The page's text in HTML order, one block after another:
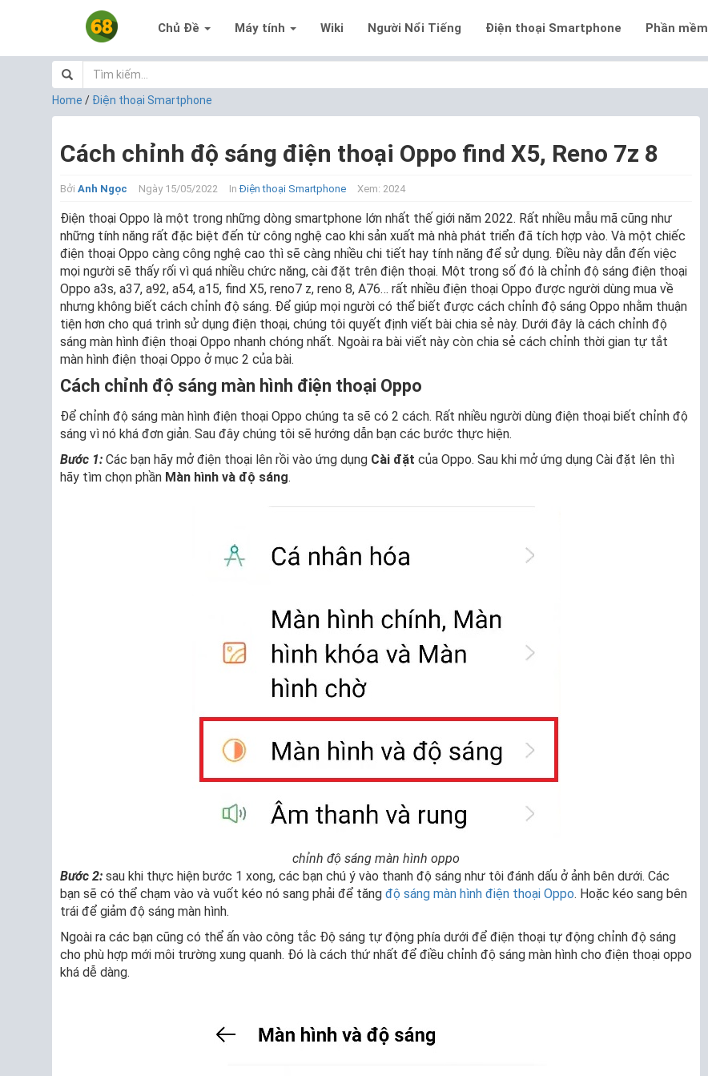
Chủ Đề Máy tính Wiki Người Nổi Tiếng Điện thoại Smartphone Phần mềm
Home / Điện thoại Smartphone
Cách chỉnh độ sáng điện thoại Oppo find X5, Reno 7z 8
Bởi Anh Ngọc Ngày 15/05/2022 InĐiện thoại Smartphone Xem: 2024
Điện thoại Oppo là một trong những dòng smartphone lớn nhất thế giới năm 2022. Rất nhiều mẫu mã cũng như
những tính năng rất đặc biệt đến từ công nghệ cao khi sản xuất mà nhà phát triển đã tích hợp vào. Và một chiếc
điện thoại Oppo càng công nghệ cao thì sẽ càng nhiều chi tiết hay tính năng để sử dụng. Điều này dẫn đến việc
mọi người sẽ thấy rối vì quá nhiều chức năng, cài đặt trên điện thoại. Một trong số đó là chỉnh độ sáng điện thoại
Oppo a3s, a37, a92, a54, a15, find X5, reno7 z, reno 8, A76… rất nhiều điện thoại Oppo được người dùng mua về
nhưng không biết cách chỉnh độ sáng. Để giúp mọi người có thể biết được cách chỉnh độ sáng Oppo nhằm thuận
tiện hơn cho quá trình sử dụng điện thoại, chúng tôi quyết định viết bài chia sẻ này. Dưới đây là cách chỉnh độ
sáng màn hình điện thoại Oppo nhanh chóng nhất. Ngoài ra bài viết này còn chia sẻ cách chỉnh thời gian tự tắt
màn hình điện thoại Oppo ở mục 2 của bài.
Cách chỉnh độ sáng màn hình điện thoại Oppo
Để chỉnh độ sáng màn hình điện thoại Oppo chúng ta sẽ có 2 cách. Rất nhiều người dùng điện thoại biết chỉnh độ
sáng vì nó khá đơn giản. Sau đây chúng tôi sẽ hướng dẫn bạn các bước thực hiện.
Bước 1: Các bạn hãy mở điện thoại lên rồi vào ứng dụng Cài đặt của Oppo. Sau khi mở ứng dụng Cài đặt lên thì
hãy tìm chọn phần Màn hình và độ sáng.
chỉnh độ sáng màn hình oppo
Bước 2: sau khi thực hiện bước 1 xong, các bạn chú ý vào thanh độ sáng như tôi đánh dấu ở ảnh bên dưới. Các
bạn sẽ có thể chạm vào và vuốt kéo nó sang phải để tăng độ sáng màn hình điện thoại Oppo. Hoặc kéo sang bên
trái để giảm độ sáng màn hình.
Ngoài ra các bạn cũng có thể ấn vào công tắc Độ sáng tự động phía dưới để điện thoại tự động chỉnh độ sáng
cho phù hợp mới môi trường xung quanh. Đó là cách thứ nhất để điều chỉnh độ sáng màn hình cho điện thoại oppo
khá dễ dàng.